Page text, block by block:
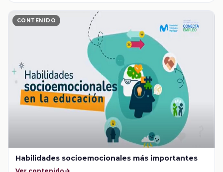
CONTENIDO
Habilidades socioemocionales más importantes